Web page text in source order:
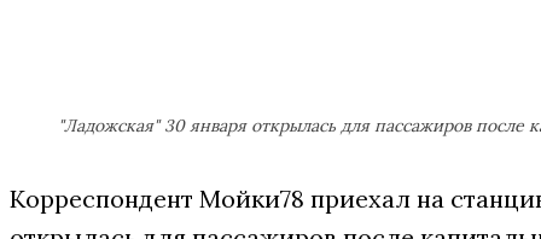
"Ладожская" 30 января открылась для пассажиров после
Корреспондент Мойки78 приехал на